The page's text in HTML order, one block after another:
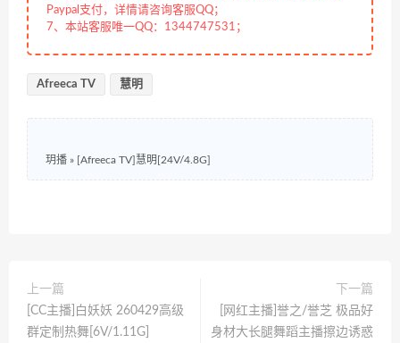
Paypal支付，详情请咨询客服QQ；
7、本站客服唯一QQ：1344747531；
Afreeca TV 慧明
玥播 » [Afreeca TV]慧明[24V/4.8G]
上一篇
[CC主播]白妖妖 260429高级
群定制热舞[6V/1.11G]
下一篇
[网红主播]誉之/誉芝 极品好
身材大长腿舞蹈主播擦边诱惑